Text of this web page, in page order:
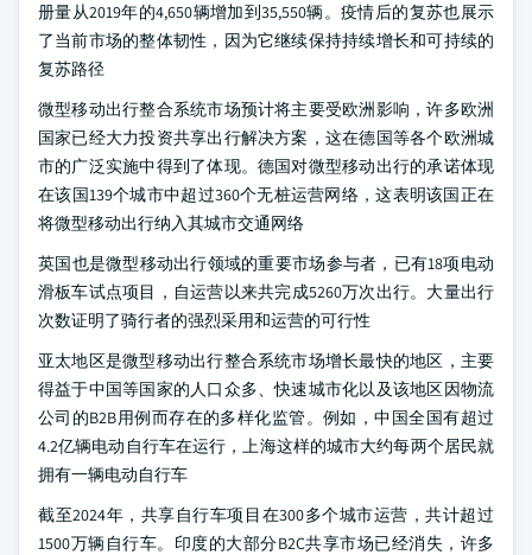
册量从2019年的4,650辆增加到35,550辆。疫情后的复苏也展示
了当前市场的整体韧性，因为它继续保持持续增长和可持续的
复苏路径
微型移动出行整合系统市场预计将主要受欧洲影响，许多欧洲
国家已经大力投资共享出行解决方案，这在德国等各个欧洲城
市的广泛实施中得到了体现。德国对微型移动出行的承诺体现
在该国139个城市中超过360个无桩运营网络，这表明该国正在
将微型移动出行纳入其城市交通网络
英国也是微型移动出行领域的重要市场参与者，已有18项电动
滑板车试点项目，自运营以来共完成5260万次出行。大量出行
次数证明了骑行者的强烈采用和运营的可行性
亚太地区是微型移动出行整合系统市场增长最快的地区，主要
得益于中国等国家的人口众多、快速城市化以及该地区因物流
公司的B2B用例而存在的多样化监管。例如，中国全国有超过
4.2亿辆电动自行车在运行，上海这样的城市大约每两个居民就
拥有一辆电动自行车
截至2024年，共享自行车项目在300多个城市运营，共计超过
1500万辆自行车。印度的大部分B2C共享市场已经消失，许多